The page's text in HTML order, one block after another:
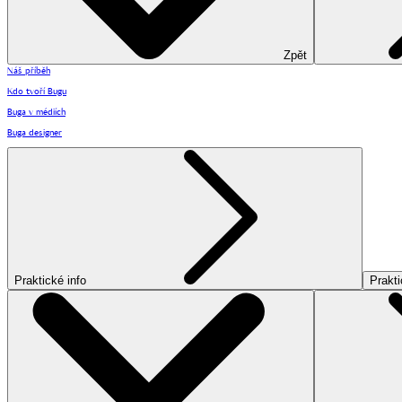
Zpět
Náš příběh
Kdo tvoří Bugu
Buga v médiích
Buga designer
Praktické info